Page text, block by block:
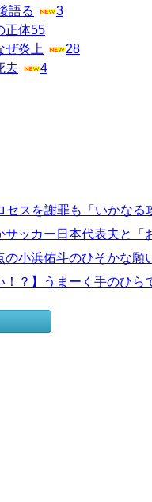
語る
3
正体55
ぜ炎上
28
去
4
セスを謝罪も「いかな
ッカー日本代表夫と「
の小浜佑斗のひそかな
！？】うまーく手のひ